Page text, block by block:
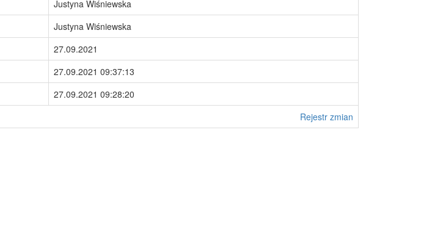
Justyna Wiśniewska
Justyna Wiśniewska
27.09.2021
27.09.2021 09:37:13
27.09.2021 09:28:20
Rejestr zmian